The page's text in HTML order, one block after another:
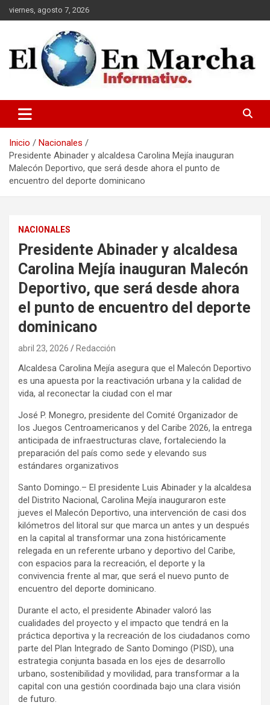
Saltar
al
viernes, agosto 7, 2026
elmundoenmarcha.net
Inicio
Nacionales
Presidente Abinader y alcaldesa Carolina Mejía inauguran
Malecón Deportivo, que será desde ahora el punto de
encuentro del deporte dominicano
NACIONALES
Presidente Abinader y alcaldesa
Carolina Mejía inauguran Malecón
Deportivo, que será desde ahora
el punto de encuentro del deporte
dominicano
abril 23, 2026 Redacción
Alcaldesa Carolina Mejía asegura que el Malecón Deportivo
es una apuesta por la reactivación urbana y la calidad de
vida, al reconectar la ciudad con el mar
José P. Monegro, presidente del Comité Organizador de
los Juegos Centroamericanos y del Caribe 2026, la entrega
anticipada de infraestructuras clave, fortaleciendo la
preparación del país como sede y elevando sus
estándares organizativos
Santo Domingo.– El presidente Luis Abinader y la alcaldesa
del Distrito Nacional, Carolina Mejía inauguraron este
jueves el Malecón Deportivo, una intervención de casi dos
kilómetros del litoral sur que marca un antes y un después
en la capital al transformar una zona históricamente
relegada en un referente urbano y deportivo del Caribe,
con espacios para la recreación, el deporte y la
convivencia frente al mar, que será el nuevo punto de
encuentro del deporte dominicano.
Durante el acto, el presidente Abinader valoró las
cualidades del proyecto y el impacto que tendrá en la
práctica deportiva y la recreación de los ciudadanos como
parte del Plan Integrado de Santo Domingo (PISD), una
estrategia conjunta basada en los ejes de desarrollo
urbano, sostenibilidad y movilidad, para transformar a la
capital con una gestión coordinada bajo una clara visión
de futuro.